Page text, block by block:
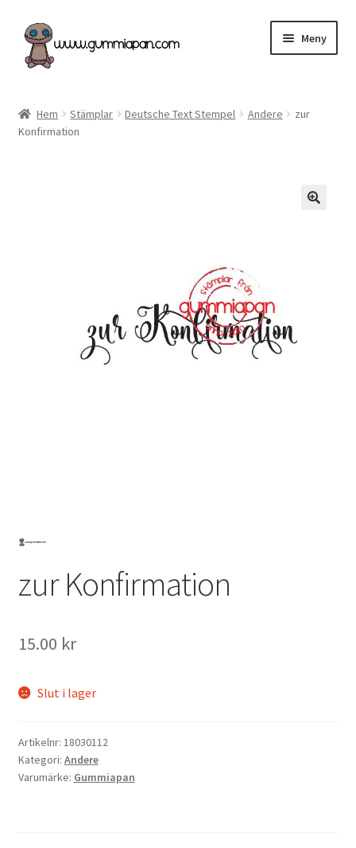
Hoppa
till
navigering
Hoppa
till
innehåll
Meny
Kategorier
Angel Policy
Hem Stämplar Deutsche Text Stempel Andere
zur
Konfirmation
zur Konfirmation
15.00 kr
Slut i lager
Artikelnr: 18030112
Kategori: Andere
Varumärke: Gummiapan